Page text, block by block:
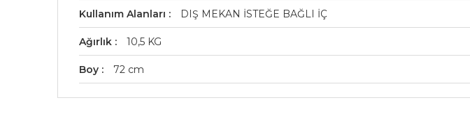
Kullanım Alanları DIŞ MEKAN İSTEĞE BAĞLI İÇ
Ağırlık 10,5 KG
Boy 72 cm